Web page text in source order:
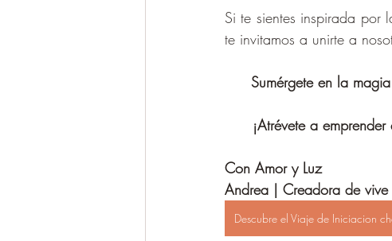
Si te sientes inspirada
te invitamos a unirte a
Sumérgete en la
¡Atrévete a
Con Amor y Luz
Andrea | Creadora de
Descubre el Viaje de Iniciacion